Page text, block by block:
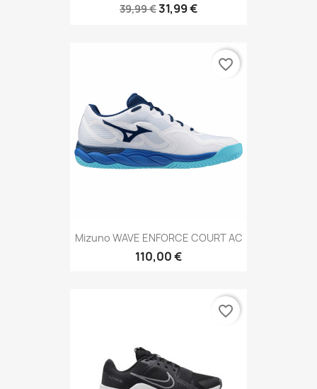
39,99 €31,99 €
Mizuno WAVE ENFORCE COURT AC
110,00 €
favorite_border
favorite_border